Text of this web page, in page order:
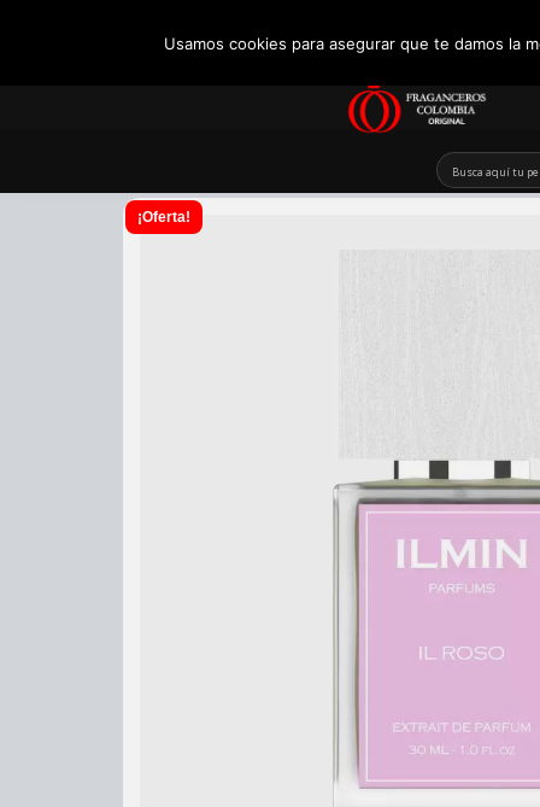
to
¡Oferta!
Usamos cookies para asegurar que te damos la